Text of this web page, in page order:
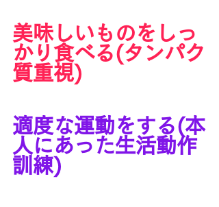
美味しいものをしっ
かり食べる(タンパク
質重視)
適度な運動をする(本
人にあった生活動作
訓練)